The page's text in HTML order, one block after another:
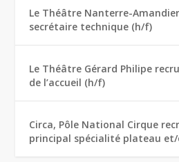
Le Théâtre Nanterre-
secrétaire technique (h/f)
Le Théâtre Gérard Philipe
de l’accueil (h/f)
Circa, Pôle National Cirque
principal spécialité plateau